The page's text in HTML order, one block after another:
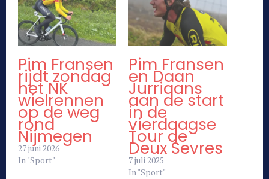
Pim Fransen
rijdt zondag
het NK
wielrennen
op de weg
rond
Nijmegen
27 juni 2026
In "Sport"
Pim Fransen
en Daan
Jurriaans
aan de start
in de
vierdaagse
Tour de
Deux Sevres
7 juli 2025
In "Sport"